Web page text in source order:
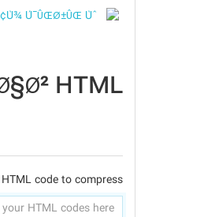
HTML
code to compress: